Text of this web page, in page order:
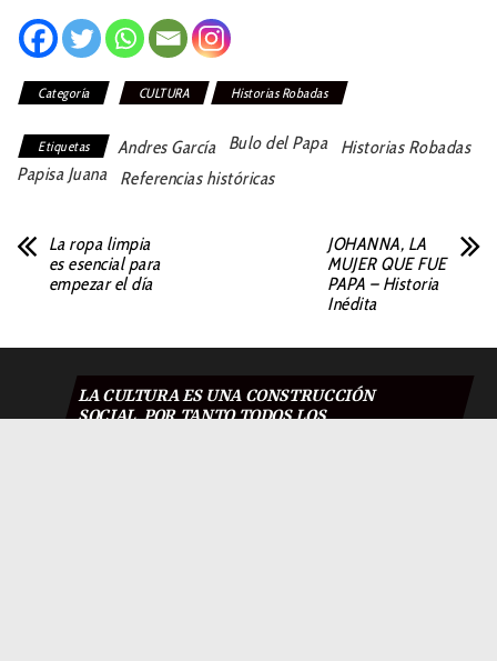
Categoría CULTURA Historias Robadas
Etiquetas Andres García Bulo del Papa
Historias Robadas
Papisa Juana
Referencias históricas
La ropa limpia
es esencial para
empezar el día
JOHANNA, LA
MUJER QUE FUE
PAPA – Historia
Inédita
LA CULTURA ES UNA CONSTRUCCIÓN
SOCIAL. POR TANTO TODOS LOS